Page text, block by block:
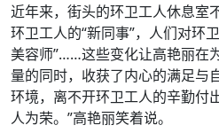
近年来，街头的环卫工人休息室
环卫工人的“新同事”，人们对环
美容师”……这些变化让高艳丽在
量的同时，收获了内心的满足与
环境，离不开环卫工人的辛勤付
人为荣。”高艳丽笑着说。